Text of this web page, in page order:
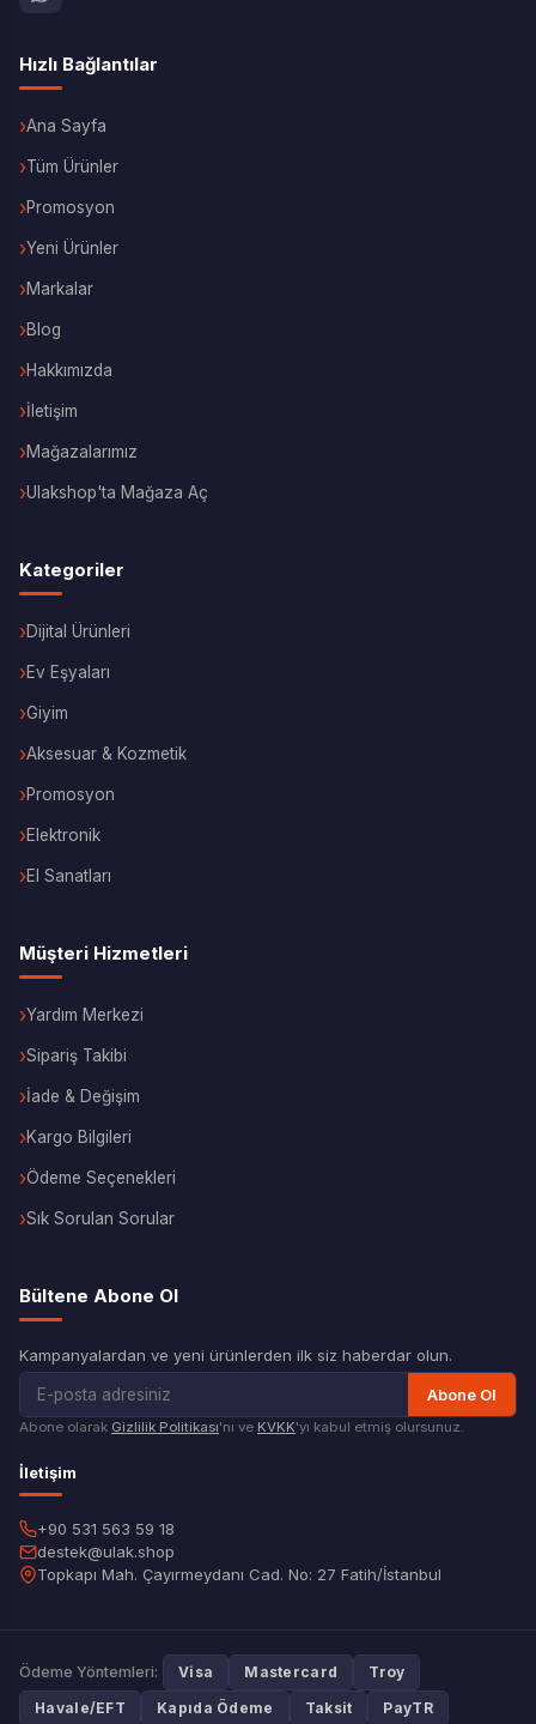
Hızlı Bağlantılar
Ana Sayfa
Tüm Ürünler
Promosyon
Yeni Ürünler
Markalar
Blog
Hakkımızda
İletişim
Mağazalarımız
Ulakshop'ta Mağaza Aç
Kategoriler
Dijital Ürünleri
Ev Eşyaları
Giyim
Aksesuar & Kozmetik
Promosyon
Elektronik
El Sanatları
Müşteri Hizmetleri
Yardım Merkezi
Sipariş Takibi
İade & Değişim
Kargo Bilgileri
Ödeme Seçenekleri
Sık Sorulan Sorular
Bültene Abone Ol
Kampanyalardan ve yeni ürünlerden ilk siz haberdar olun.
Abone Ol
Abone olarak Gizlilik Politikası'nı ve KVKK'yı kabul etmiş olursunuz.
İletişim
+90 531 563 59 18
destek@ulak.shop
Topkapı Mah. Çayırmeydanı Cad. No: 27 Fatih/İstanbul
Ödeme Yöntemleri: Visa Mastercard
Troy
Havale/EFT
Kapıda Ödeme Taksit PayTR